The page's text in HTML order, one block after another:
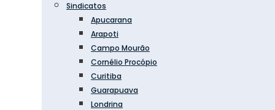
Sindicatos
Apucarana
Arapoti
Campo Mourão
Cornélio Procópio
Curitiba
Guarapuava
Londrina